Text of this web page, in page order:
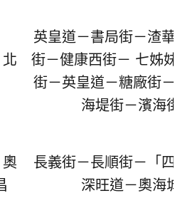
北
英皇道－書局街－渣華
街－健康西街－ 七姊妹
街－英皇道－糖廠街－
海堤街－濱海街
長義街－長順街－「 四
深旺道－奧海城